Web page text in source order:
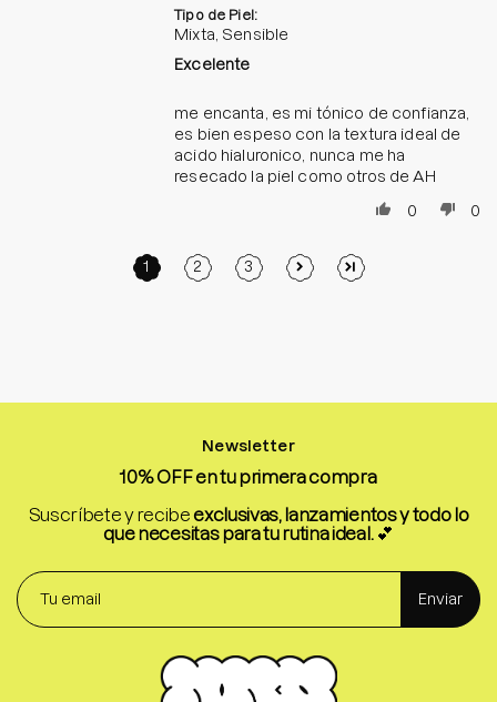
Tipo de Piel:
Mixta, Sensible
Excelente
me encanta, es mi tónico de confianza,
es bien espeso con la textura ideal de
acido hialuronico, nunca me ha
resecado la piel como otros de AH
0
0
1 2 3
Newsletter
10% OFF en tu primera compra
Suscríbete y recibeexclusivas, lanzamientos y todo lo
que necesitas para tu rutina ideal.💕
Enviar